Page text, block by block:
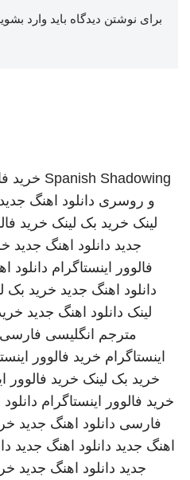
برای نوشتن دیدگاه باید وارد
Spanish Shadowing خرید
و روسری دانلود اهنگ جدید
لینک خرید بک لینک خرید
جدید دانلود اهنگ جدید
فالوور اینستاگرام دانلود
دانلود اهنگ جدید خرید بک
لینک دانلود اهنگ جدید
مترجم انگلیسی فارسی
اینستاگرام خرید فالوور
خرید بک لینک خرید فالوور
خرید فالوور اینستاگرام
فارسی دانلود اهنگ جدید
اهنگ جدید دانلود اهنگ جدید
جدید دانلود اهنگ جدید